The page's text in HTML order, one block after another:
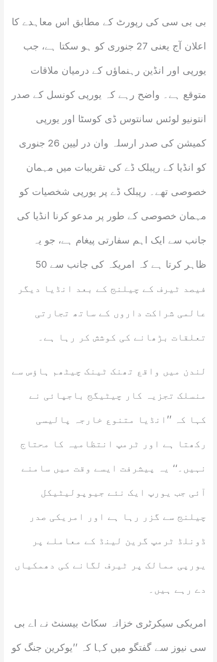
بی بی سی کی رپورٹ کے مطابق اس معاہدے کا
اعلان آج یعنی 27 جنوری کو ہو سکتا ہے، جب
یورپی اور انڈین رہنماؤں کے درمیان ملاقات
متوقع ہے۔ واضح رہے کہ یورپی کونسل کے صدر
انتونیو لوئس سانتوس ڈی کوسٹا اور یورپی
کمیشن کی صدر ارسلہ وان در لیین 26 جنوری
کو انڈیا کے رپبلک ڈے کی تقریبات میں مہمان
خصوصی تھے۔ رپبلک ڈے پر یورپی شخصیات کو
مہمان خصوصی کے طور پر مدعو کرنا انڈیا کی
جانب سے ایک اہم سفارتی پیغام ہے، جو یہ
ظاہر کرتا ہے کہ امریکہ کی جانب سے 50
فیصد ٹیرف کے چیلنج کے بعد انڈیا دیگر
عالمی شراکت داروں کے ساتھ تجارتی
تعلقات بڑھانے کی کوشش کر رہا ہے۔
لندن میں واقع تھنک ٹینک چیٹھم ہاؤس سے
منسلک تجزیہ کار چیٹیگج باجپائی نے
کہا کہ ’’انڈیا متنوع خارجہ پالیسی
رکھتا ہے اور ٹرمپ انتظامیہ کا محتاج
نہیں۔‘‘ یہ پیشرفت ایسے وقت میں سامنے
آئی جب یورپ ایک نئے جیوپولیٹیکل
چیلنج سے گزر رہا ہے اور امریکی صدر
ڈونلڈ ٹرمپ گرین لینڈ کے معاملے پر
یورپی ممالک پر ٹیرف لگانے کی دھمکیاں
دے رہے ہیں۔
امریکی سیکرٹری خزانہ سکاٹ بیسنٹ نے اے بی
سی نیوز سے گفتگو میں کہا کہ ’’یوکرین جنگ کو